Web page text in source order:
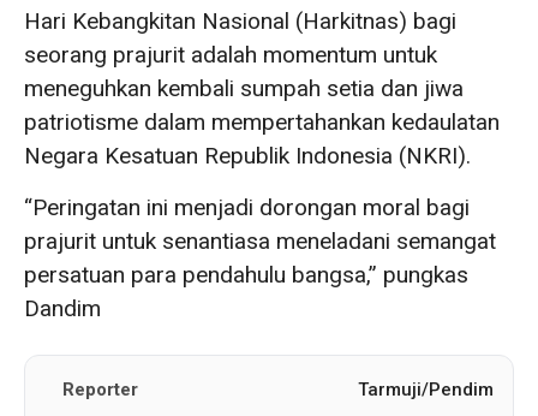
Hari Kebangkitan Nasional (Harkitnas) bagi
seorang prajurit adalah momentum untuk
meneguhkan kembali sumpah setia dan jiwa
patriotisme dalam mempertahankan kedaulatan
Negara Kesatuan Republik Indonesia (NKRI).
“Peringatan ini menjadi dorongan moral bagi
prajurit untuk senantiasa meneladani semangat
persatuan para pendahulu bangsa,” pungkas
Dandim
Reporter
Tarmuji/Pendim